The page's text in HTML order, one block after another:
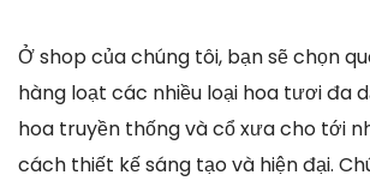
Ở shop của chúng tôi, bạn sẽ chọn
hàng loạt các nhiều loại hoa tươi đa
hoa truyền thống và cổ xưa cho tới
cách thiết kế sáng tạo và hiện đại.